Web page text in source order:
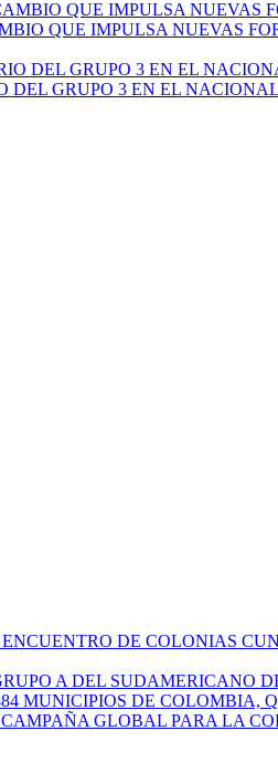
QUE IMPULSA NUEVAS
GRUPO 3 EN EL
DE COLONIAS
A DEL SUDAMERICANO
MUNICIPIOS DE COLOMBIA,
GLOBAL PARA LA